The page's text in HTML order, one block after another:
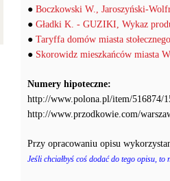
● Boczkowski W., Jaroszyński-
● Gładki K. - GUZIKI, Wykaz
● Taryffa domów miasta
● Skorowidz mieszkańców miasta
Numery hipoteczne:
http://www.polona.pl/item/516874/
http://www.przodkowie.com/
Przy opracowaniu opisu
Jeśli chciałbyś coś dodać do tego opisu, to